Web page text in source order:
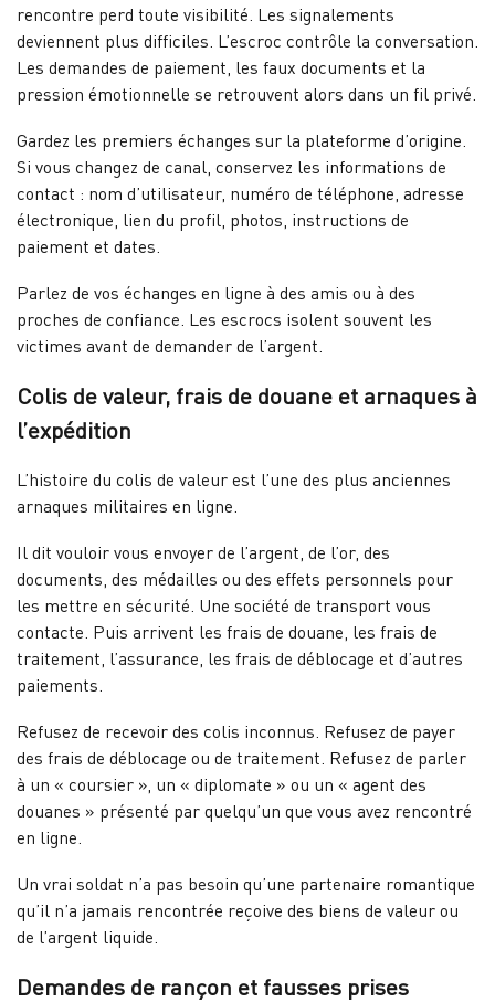
rencontre perd toute visibilité. Les signalements
deviennent plus difficiles. L’escroc contrôle la conversation.
Les demandes de paiement, les faux documents et la
pression émotionnelle se retrouvent alors dans un fil privé.
Gardez les premiers échanges sur la plateforme d’origine.
Si vous changez de canal, conservez les informations de
contact : nom d’utilisateur, numéro de téléphone, adresse
électronique, lien du profil, photos, instructions de
paiement et dates.
Parlez de vos échanges en ligne à des amis ou à des
proches de confiance. Les escrocs isolent souvent les
victimes avant de demander de l’argent.
Colis de valeur, frais de douane et arnaques à
l’expédition
L’histoire du colis de valeur est l’une des plus anciennes
arnaques militaires en ligne.
Il dit vouloir vous envoyer de l’argent, de l’or, des
documents, des médailles ou des effets personnels pour
les mettre en sécurité. Une société de transport vous
contacte. Puis arrivent les frais de douane, les frais de
traitement, l’assurance, les frais de déblocage et d’autres
paiements.
Refusez de recevoir des colis inconnus. Refusez de payer
des frais de déblocage ou de traitement. Refusez de parler
à un « coursier », un « diplomate » ou un « agent des
douanes » présenté par quelqu’un que vous avez rencontré
en ligne.
Un vrai soldat n’a pas besoin qu’une partenaire romantique
qu’il n’a jamais rencontrée reçoive des biens de valeur ou
de l’argent liquide.
Demandes de rançon et fausses prises